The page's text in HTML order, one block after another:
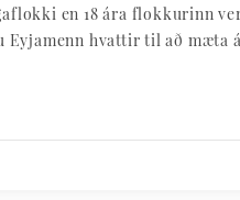
en 18 ára flokkurinn
Eyjamenn hvattir til að mæta